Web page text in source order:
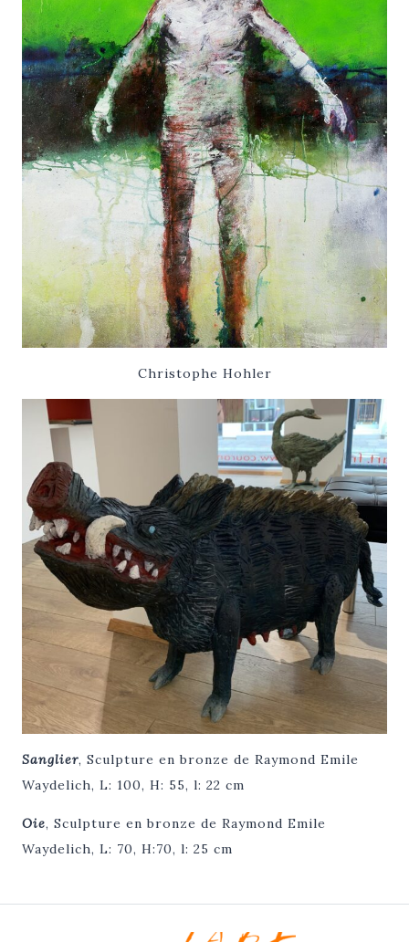
Christophe Hohler
Sanglier, Sculpture en bronze de Raymond Emile
Waydelich, L: 100, H: 55, l: 22 cm
Oie, Sculpture en bronze de Raymond Emile
Waydelich, L: 70, H:70, l: 25 cm